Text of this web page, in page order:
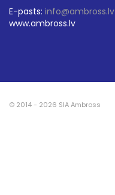
E-pasts: info@ambross.lv
www.ambross.lv
© 2014 - 2026 SIA Ambross